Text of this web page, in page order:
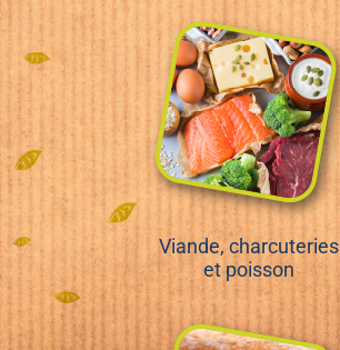
Viande, charcuteries
et poisson